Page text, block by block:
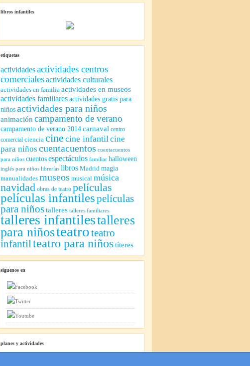
libros infantiles
etiquetas
actividadesactividades centros
comercialesactividades culturales
actividades en familia actividades en museos
actividades familiaresactividades gratis para
niñosactividades para niños
animación campamento de verano
campamento de verano 2014carnaval centro
comercial ciencia cine cine infantilcine
para niños cuentacuentos cuentacuentos
para niños cuentosespectáculos familiar halloween
inglés para niños librerías libros Madrid magia
manualidades museos musical música
navidad obras de teatro películas
películas infantilespelículas
para niñostalleres talleres familiares
talleres infantilestalleres
para niñosteatroteatro
infantilteatro para niñostíteres
síguenos en
planes y actividades